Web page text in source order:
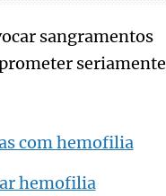
sangramentos
seriamente
com hemofilia
hemofilia